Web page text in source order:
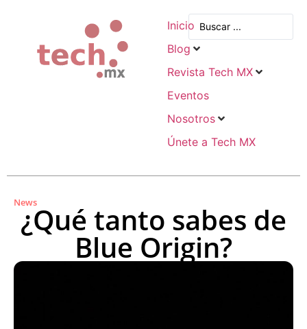
Inicio
Blog
Revista Tech MX
Eventos
Nosotros
Únete a Tech MX
News
¿Qué tanto sabes de
Blue Origin?